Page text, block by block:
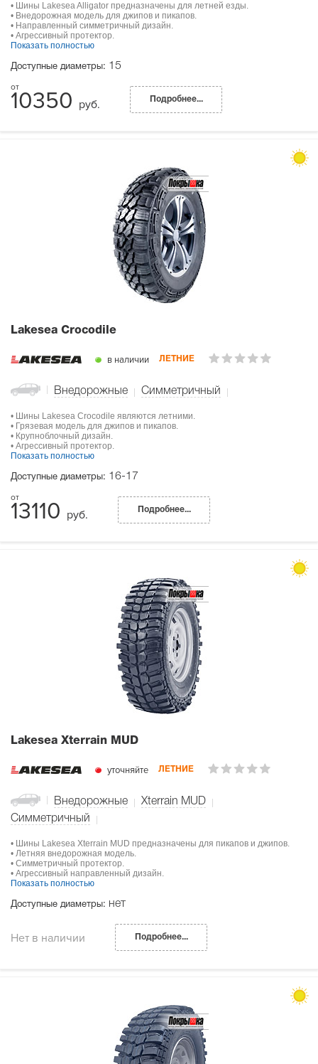
• Шины Lakesea Alligator предназначены для летней езды.
• Внедорожная модель для джипов и пикапов.
• Направленный симметричный дизайн.
• Агрессивный протектор.
Показать полностью
Доступные диаметры: 15
10350 руб. Подробнее...
Lakesea Crocodile
в наличии ЛЕТНИЕ
Внедорожные Симметричный
• Шины Lakesea Crocodile являются летними.
• Грязевая модель для джипов и пикапов.
• Крупноблочный дизайн.
• Агрессивный протектор.
Показать полностью
Доступные диаметры: 16-17
13110 руб. Подробнее...
Lakesea Xterrain MUD
уточняйте ЛЕТНИЕ
Внедорожные
Xterrain MUD
Симметричный
• Шины Lakesea Xterrain MUD предназначены для пикапов и джипов.
• Летняя внедорожная модель.
• Симметричный протектор.
• Агрессивный направленный дизайн.
Показать полностью
Доступные диаметры: нет
Нет в наличии Подробнее...